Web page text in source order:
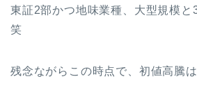
東証2部かつ地味業種、大型規模と
笑
残念ながらこの時点で、初値高騰